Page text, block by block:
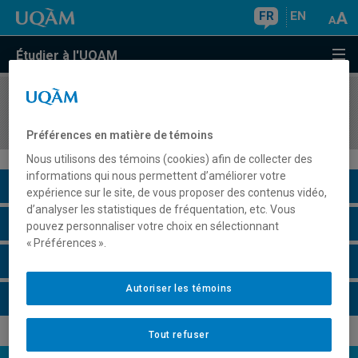
FR EN
Étudier à l'UQAM
COURS//
Description du cours
Horaire - Été 2026
Préférences en matière de témoins
Nous utilisons des témoins (cookies) afin de collecter des
informations qui nous permettent d’améliorer votre
expérience sur le site, de vous proposer des contenus vidéo,
d’analyser les statistiques de fréquentation, etc. Vous
pouvez personnaliser votre choix en sélectionnant
« Préférences ».
Tout refuser
Autoriser les témoins